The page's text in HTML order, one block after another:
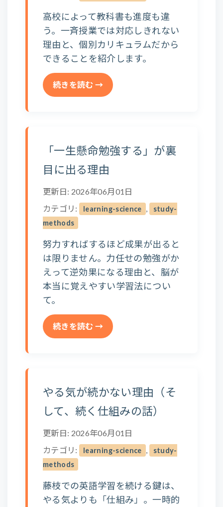
高校によって教科書も進度も違
う。一斉授業では対応しきれない
理由と、個別カリキュラムだから
できることを紹介します。
続きを読む →
「一生懸命勉強する」が裏
目に出る理由
更新日: 2026年06月01日
カテゴリ:
learning-science ,
study-
methods
努力すればするほど成果が出ると
は限りません。力任せの勉強がか
えって逆効果になる理由と、脳が
本当に覚えやすい学習法につい
て。
続きを読む →
やる気が続かない理由（そ
して、続く仕組みの話）
更新日: 2026年06月01日
カテゴリ:
learning-science ,
study-
methods
藤枝での英語学習を続ける鍵は、
やる気よりも「仕組み」。一時的